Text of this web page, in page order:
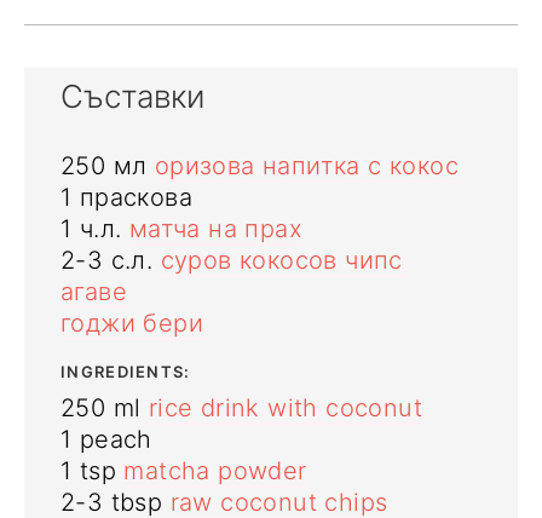
Съставки
250 мл оризова напитка с кокос
1 праскова
1 ч.л. матча на прах
2-3 с.л. суров кокосов чипс
агаве
годжи бери
INGREDIENTS:
250 ml rice drink with coconut
1 peach
1 tsp matcha powder
2-3 tbsp raw coconut chips